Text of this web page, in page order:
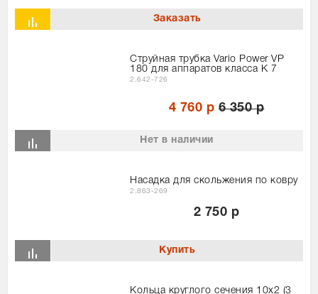
Струйная трубка Vario Power VP
180 для аппаратов класса К 7
2.642-726
4 760 р 6 350 р
Нет в наличии
Насадка для скольжения по ковру
2.863-269
2 750 р
Кольца круглого сечения 10х2 (3